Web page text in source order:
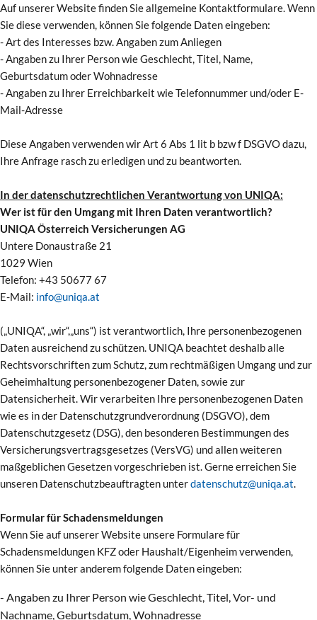
Auf unserer Website finden Sie allgemeine Kontaktformulare. Wenn
Sie diese verwenden, können Sie folgende Daten eingeben:
- Art des Interesses bzw. Angaben zum Anliegen
- Angaben zu Ihrer Person wie Geschlecht, Titel, Name,
Geburtsdatum oder Wohnadresse
- Angaben zu Ihrer Erreichbarkeit wie Telefonnummer und/oder E-
Mail-Adresse
Diese Angaben verwenden wir Art 6 Abs 1 lit b bzw f DSGVO dazu,
Ihre Anfrage rasch zu erledigen und zu beantworten.
In der datenschutzrechtlichen Verantwortung von UNIQA:
Wer ist für den Umgang mit Ihren Daten verantwortlich?
UNIQA Österreich Versicherungen AG
Untere Donaustraße 21
1029 Wien
Telefon: +43 50677 67
E-Mail: info@uniqa.at
(„UNIQA“, „wir“,„uns“) ist verantwortlich, Ihre personenbezogenen
Daten ausreichend zu schützen. UNIQA beachtet deshalb alle
Rechtsvorschriften zum Schutz, zum rechtmäßigen Umgang und zur
Geheimhaltung personenbezogener Daten, sowie zur
Datensicherheit. Wir verarbeiten Ihre personenbezogenen Daten
wie es in der Datenschutzgrundverordnung (DSGVO), dem
Datenschutzgesetz (DSG), den besonderen Bestimmungen des
Versicherungsvertragsgesetzes (VersVG) und allen weiteren
maßgeblichen Gesetzen vorgeschrieben ist. Gerne erreichen Sie
unseren Datenschutzbeauftragten unterdatenschutz@uniqa.at.
Formular für Schadensmeldungen
Wenn Sie auf unserer Website unsere Formulare für
Schadensmeldungen KFZ oder Haushalt/Eigenheim verwenden,
können Sie unter anderem folgende Daten eingeben:
- Angaben zu Ihrer Person wie Geschlecht, Titel, Vor- und
Nachname, Geburtsdatum, Wohnadresse